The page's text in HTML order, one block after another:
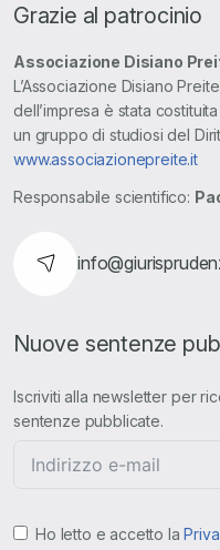
Grazie al patrocinio
Associazione Disiano
L’Associazione Disiano
dell’impresa è stata
un gruppo di studiosi del
www.associazionepreite.it
Responsabile scientifico:
Nuove sentenze
Iscriviti alla newsletter per
sentenze pubblicate.
Ho letto e accetto la